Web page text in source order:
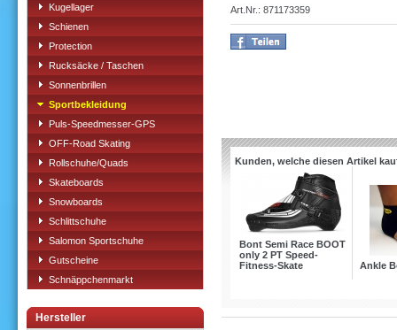
Kugellager
Schienen
Protection
Rucksäcke / Taschen
Sonnenbrillen
Sportbekleidung
Puls-Speedmesser-GPS
OFF-Road Skating
Rollschuhe/Quads
Skateboards
Snowboards
Schlittschuhe
Salomon Sportschuhe
Gutscheine
Schnäppchenmarkt
Hersteller
Art.Nr.: 871173359
Kunden, welche diesen Artikel
Bont Semi Race BOOT
only 2 PT Speed-
Fitness-Skate
Ankle